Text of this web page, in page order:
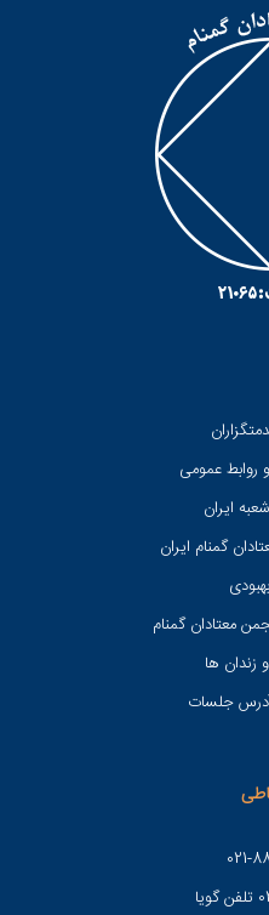
روابط عمومی
ايران
گمنام ایران
معتادان گمنام
زندان ها
جلسات